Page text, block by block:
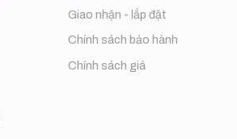
Giao nhận - lắp đặt
Chính sách bảo hành
Chính sách giá